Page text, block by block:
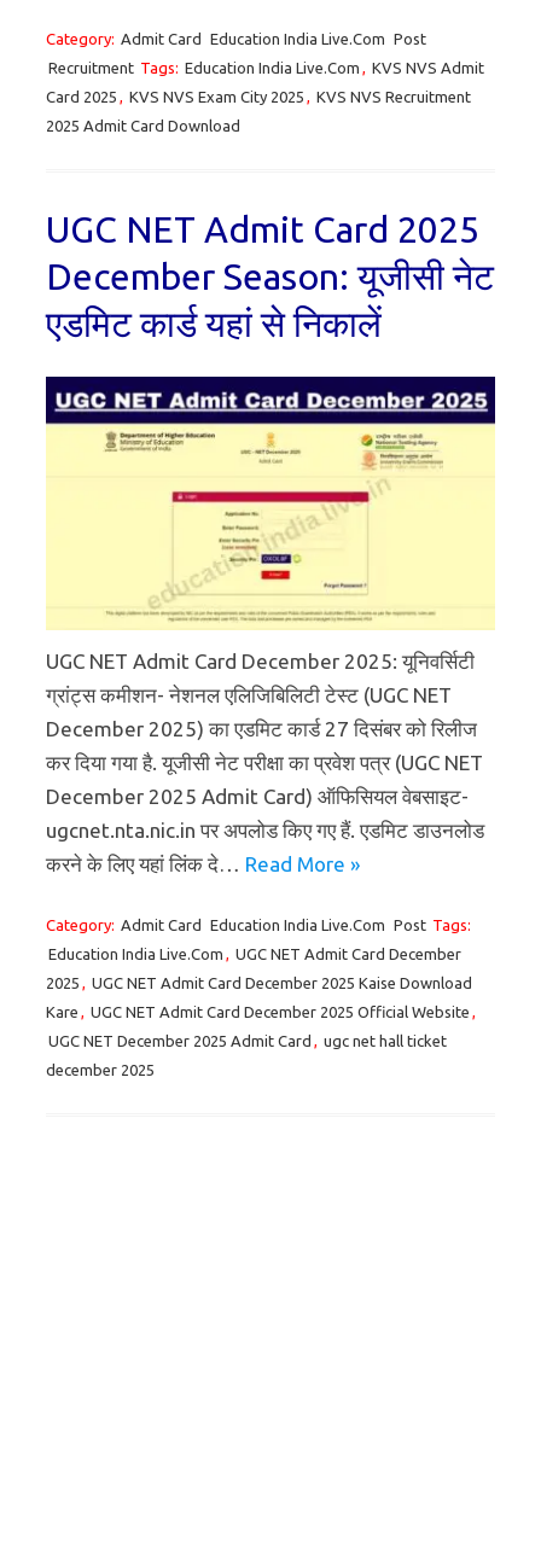
Category: Admit Card Education India Live.Com Post
Recruitment Tags: Education India Live.Com , KVS NVS Admit
Card 2025 , KVS NVS Exam City 2025 , KVS NVS Recruitment
2025 Admit Card Download
UGC NET Admit Card 2025
December Season: यूजीसी नेट
एडमिट कार्ड यहां से निकालें
UGC NET Admit Card December 2025: यूनिवर्सिटी
ग्रांट्स कमीशन- नेशनल एलिजिबिलिटी टेस्ट (UGC NET
December 2025) का एडमिट कार्ड 27 दिसंबर को रिलीज
कर दिया गया है. यूजीसी नेट परीक्षा का प्रवेश पत्र (UGC NET
December 2025 Admit Card) ऑफिसियल वेबसाइट-
ugcnet.nta.nic.in पर अपलोड किए गए हैं. एडमिट डाउनलोड
करने के लिए यहां लिंक दे… Read More »
Category: Admit Card Education India Live.Com Post Tags:
Education India Live.Com , UGC NET Admit Card December
2025 , UGC NET Admit Card December 2025 Kaise Download
Kare , UGC NET Admit Card December 2025 Official Website ,
UGC NET December 2025 Admit Card , ugc net hall ticket
december 2025